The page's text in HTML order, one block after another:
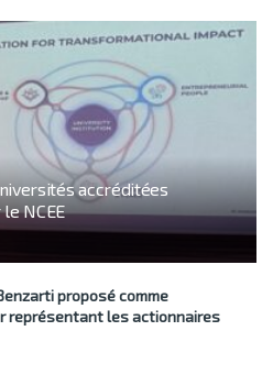
accréditées
NCEE
proposé comme
représentant les actionnaires